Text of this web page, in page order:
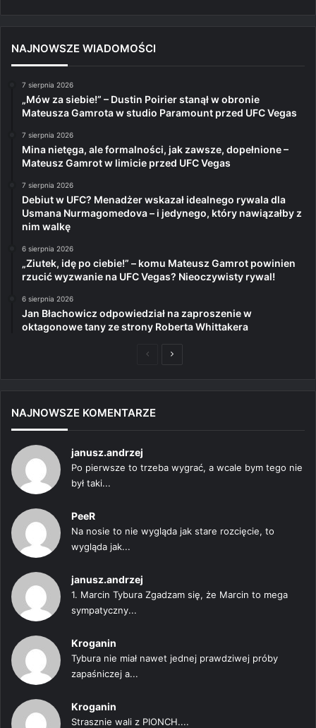
NAJNOWSZE WIADOMOŚCI
7 sierpnia 2026
„Mów za siebie!” – Dustin Poirier stanął w obronie
Mateusza Gamrota w studio Paramount przed UFC Vegas
7 sierpnia 2026
Mina nietęga, ale formalności, jak zawsze, dopełnione –
Mateusz Gamrot w limicie przed UFC Vegas
7 sierpnia 2026
Debiut w UFC? Menadżer wskazał idealnego rywala dla
Usmana Nurmagomedova – i jedynego, który nawiązałby z
nim walkę
6 sierpnia 2026
„Ziutek, idę po ciebie!” – komu Mateusz Gamrot powinien
rzucić wyzwanie na UFC Vegas? Nieoczywisty rywal!
6 sierpnia 2026
Jan Błachowicz odpowiedział na zaproszenie w
oktagonowe tany ze strony Roberta Whittakera
PoprzedniaNastępna
NAJNOWSZE KOMENTARZE
janusz.andrzej
Po pierwsze to trzeba wygrać, a wcale bym tego nie
był taki...
PeeR
Na nosie to nie wygląda jak stare rozcięcie, to
wygląda jak...
janusz.andrzej
1. Marcin Tybura Zgadzam się, że Marcin to mega
sympatyczny...
Kroganin
Tybura nie miał nawet jednej prawdziwej próby
zapaśniczej a...
Kroganin
Strasznie wali z PIONCH....